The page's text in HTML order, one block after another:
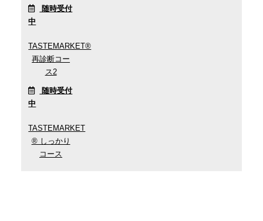
随時受付
中
TASTEMARKET®︎
再診断コー
ス2
随時受付
中
TASTEMARKET
®︎ しっかり
コース